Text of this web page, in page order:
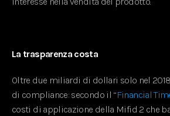
La trasparenza costa
Oltre due miliardi di dollari solo nel
di compliance: secondo il “Financial
costi di applicazione della Mifid 2 che